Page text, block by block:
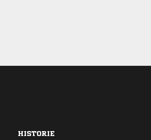
HISTORIE